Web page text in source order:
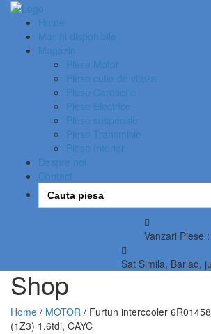
Home
Masini disponibile
Magazin
Piese Motor
Piese cutie de viteza
Piese Caroserie
Piese Electrice
Piese suspensie
Piese Transmisie
Piese Interior
Despre noi
Contact
Search
for:
Vanzari Piese :
Sat Simila, Barlad,
Shop
Home / MOTOR / Furtun intercooler
(1Z3) 1.6tdi, CAYC